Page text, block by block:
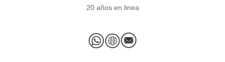
20 años en linea